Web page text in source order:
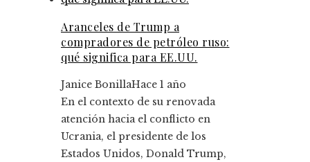
Aranceles de Trump a
compradores de petróleo ruso:
qué significa para EE.UU.
Janice BonillaHace 1 año
En el contexto de su renovada
atención hacia el conflicto en
Ucrania, el presidente de los
Estados Unidos, Donald Trump,